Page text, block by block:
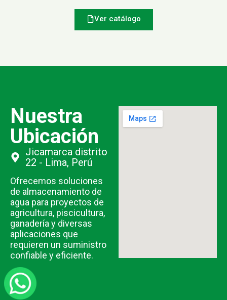
Ver catálogo
Nuestra
Ubicación
Jicamarca distrito
22 - Lima, Perú
Ofrecemos soluciones
de almacenamiento de
agua para proyectos de
agricultura, piscicultura,
ganadería y diversas
aplicaciones que
requieren un suministro
confiable y eficiente.